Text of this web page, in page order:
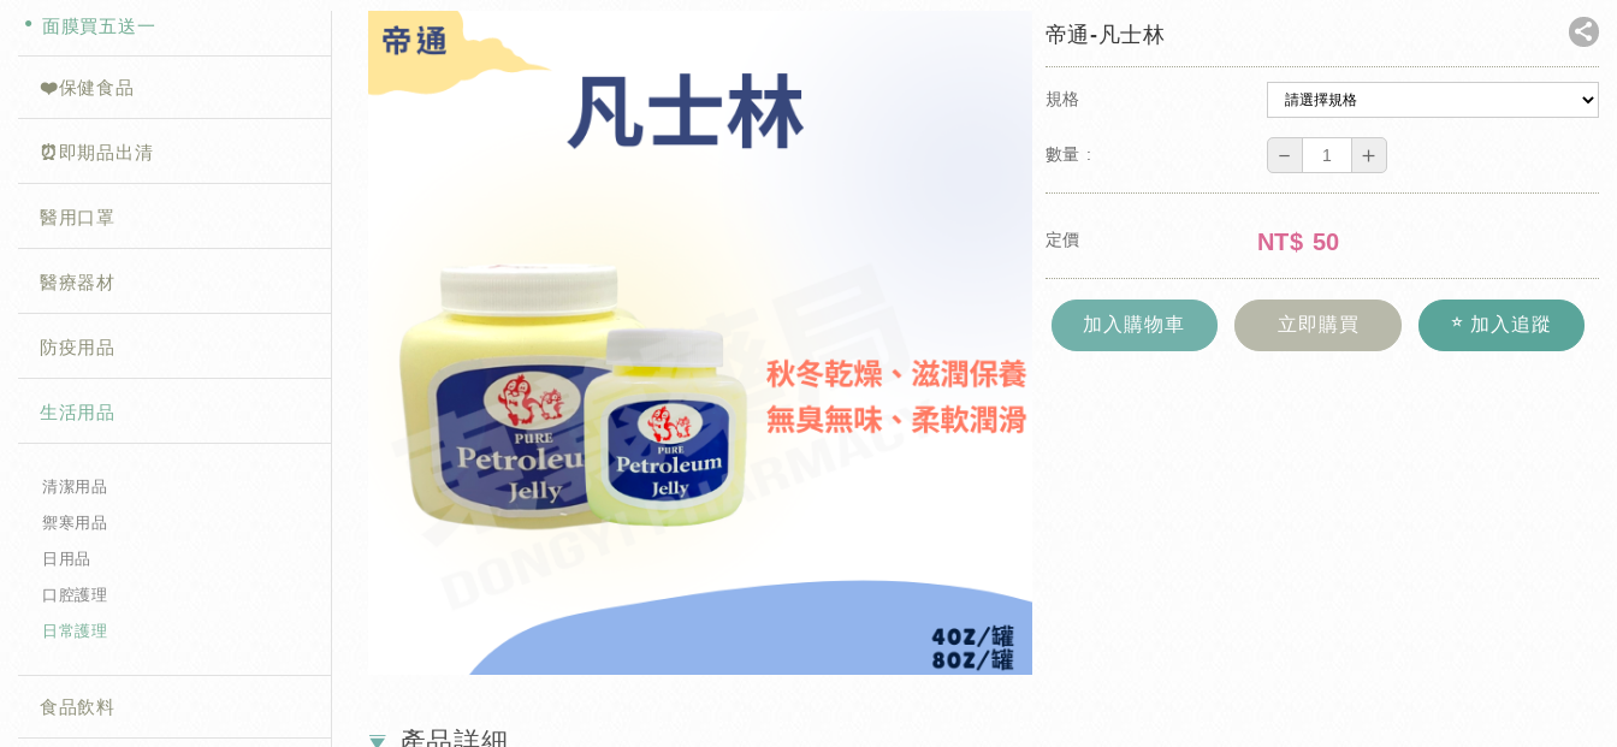
面膜買五送一
❤️保健食品
⏰即期品出清
醫用口罩
醫療器材
防疫用品
生活用品
清潔用品
禦寒用品
日用品
口腔護理
日常護理
食品飲料
帝通-凡士林
規格
數量 : － ＋
定價 NT$ 50
加入購物車 立即購買 加入追蹤